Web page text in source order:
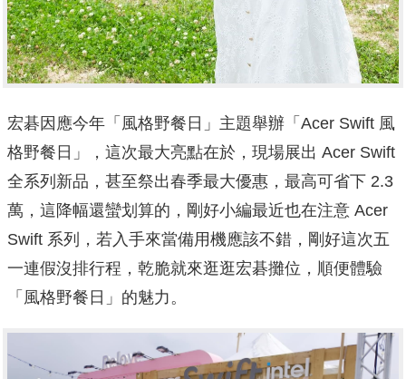
宏碁因應今年「風格野餐日」主題舉辦「Acer Swift 風
格野餐日」，這次最大亮點在於，現場展出 Acer Swift
全系列新品，甚至祭出春季最大優惠，最高可省下 2.3
萬，這降幅還蠻划算的，剛好小編最近也在注意 Acer
Swift 系列，若入手來當備用機應該不錯，剛好這次五
一連假沒排行程，乾脆就來逛逛宏碁攤位，順便體驗
「風格野餐日」的魅力。